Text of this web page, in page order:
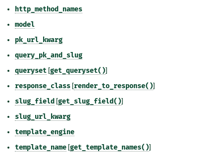
http_method_names
model
pk_url_kwarg
query_pk_and_slug
queryset [get_queryset()]
response_class [render_to_response()]
slug_field [get_slug_field()]
slug_url_kwarg
template_engine
template_name [get_template_names()]